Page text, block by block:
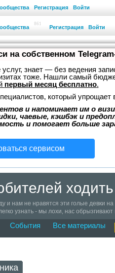
Регистрация Войти
861
Регистрация Войти
на собственном
услуг, знает — без ведения
тоже. Нашли самый
первый месяц бесплатно.
который упрощает
и напоминает им о
чаевые, кэшбэк и
и помогает больше
сервисом
щиты с
и нам не нравятся эти голые девки
узнать - мы лохи, нас
События Все материалы